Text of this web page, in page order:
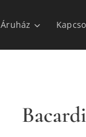
Áruház